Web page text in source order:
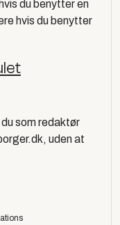
du benytter en
hvis du benytter
som redaktør
uden at